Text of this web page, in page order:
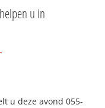
u in
u deze avond 055-